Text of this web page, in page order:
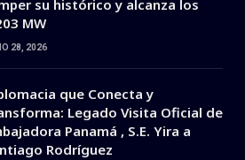
su histórico y alcanza los
MW
28, 2026
que Conecta y
Legado Visita Oficial de
Panamá , S.E. Yira a
Rodríguez